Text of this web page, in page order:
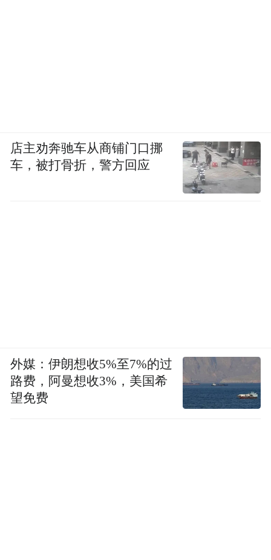
店主劝奔驰车从商铺门口挪
车，被打骨折，警方回应
外媒：伊朗想收5%至7%的过
路费，阿曼想收3%，美国希
望免费